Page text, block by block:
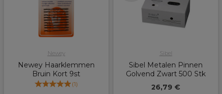
Newey
Newey Haarklemmen
Bruin Kort 9st
(1)
Sibel
Sibel Metalen Pinnen
Golvend Zwart 500 Stk
26,79 €